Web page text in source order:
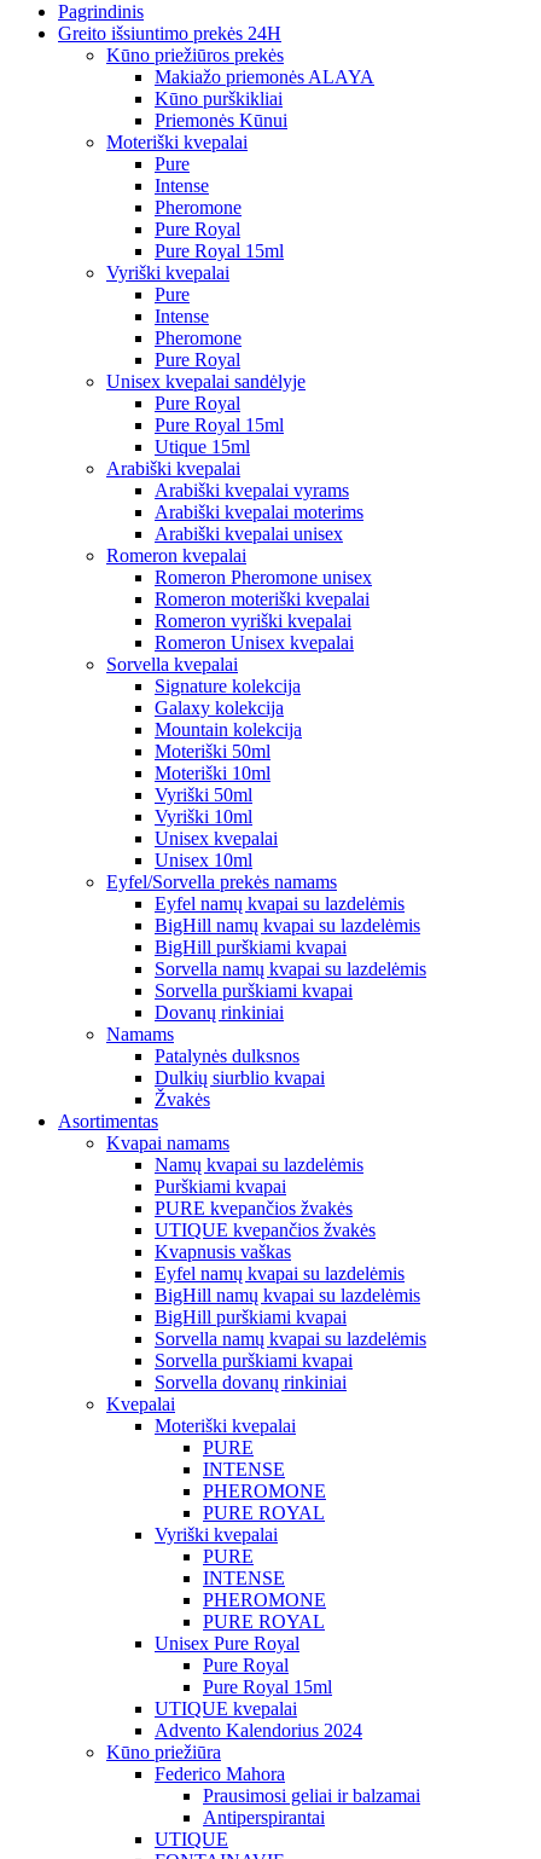
Pagrindinis
Greito išsiuntimo prekės 24H
Kūno priežiūros prekės
Makiažo priemonės ALAYA
Kūno purškikliai
Priemonės Kūnui
Moteriški kvepalai
Pure
Intense
Pheromone
Pure Royal
Pure Royal 15ml
Vyriški kvepalai
Pure
Intense
Pheromone
Pure Royal
Unisex kvepalai sandėlyje
Pure Royal
Pure Royal 15ml
Utique 15ml
Arabiški kvepalai
Arabiški kvepalai vyrams
Arabiški kvepalai moterims
Arabiški kvepalai unisex
Romeron kvepalai
Romeron Pheromone unisex
Romeron moteriški kvepalai
Romeron vyriški kvepalai
Romeron Unisex kvepalai
Sorvella kvepalai
Signature kolekcija
Galaxy kolekcija
Mountain kolekcija
Moteriški 50ml
Moteriški 10ml
Vyriški 50ml
Vyriški 10ml
Unisex kvepalai
Unisex 10ml
Eyfel/Sorvella prekės namams
Eyfel namų kvapai su lazdelėmis
BigHill namų kvapai su lazdelėmis
BigHill purškiami kvapai
Sorvella namų kvapai su lazdelėmis
Sorvella purškiami kvapai
Dovanų rinkiniai
Namams
Patalynės dulksnos
Dulkių siurblio kvapai
Žvakės
Asortimentas
Kvapai namams
Namų kvapai su lazdelėmis
Purškiami kvapai
PURE kvepančios žvakės
UTIQUE kvepančios žvakės
Kvapnusis vaškas
Eyfel namų kvapai su lazdelėmis
BigHill namų kvapai su lazdelėmis
BigHill purškiami kvapai
Sorvella namų kvapai su lazdelėmis
Sorvella purškiami kvapai
Sorvella dovanų rinkiniai
Kvepalai
Moteriški kvepalai
PURE
INTENSE
PHEROMONE
PURE ROYAL
Vyriški kvepalai
PURE
INTENSE
PHEROMONE
PURE ROYAL
Unisex Pure Royal
Pure Royal
Pure Royal 15ml
UTIQUE kvepalai
Advento Kalendorius 2024
Kūno priežiūra
Federico Mahora
Prausimosi geliai ir balzamai
Antiperspirantai
UTIQUE